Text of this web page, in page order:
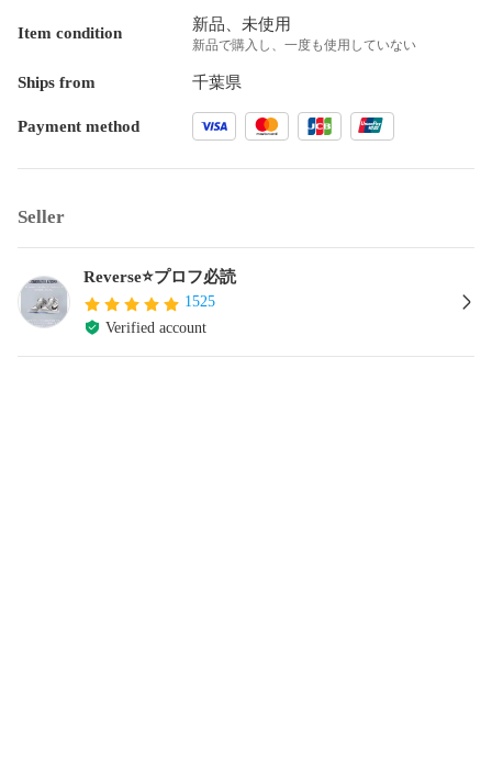
Item condition 新品、未使用
新品で購入し、一度も使用していない
Ships from 千葉県
Payment method
Seller
Reverse⭐️プロフ必読
1525
Verified account